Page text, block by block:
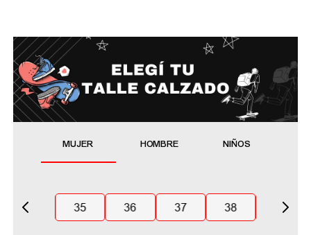
MUJER HOMBRE NIÑOS
35 36 37 38